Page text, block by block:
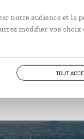
notre audience et la
modifier vos
TOUT